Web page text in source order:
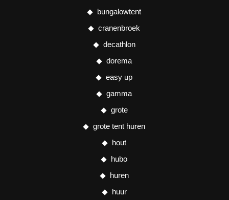
bungalowtent
cranenbroek
decathlon
dorema
easy up
gamma
grote
grote tent huren
hout
hubo
huren
huur